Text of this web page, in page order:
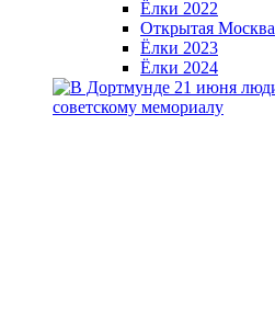
Ёлки 2022
Открытая Москва
Ёлки 2023
Ёлки 2024